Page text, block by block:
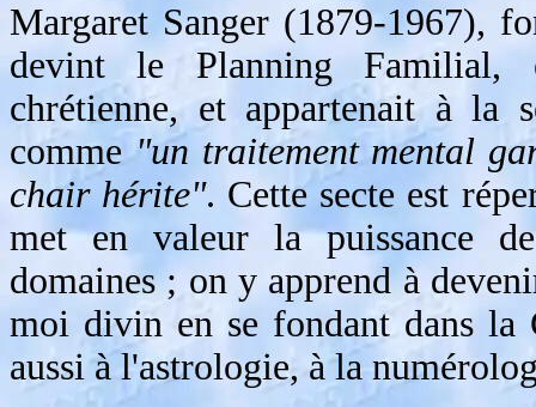
Margaret Sanger (1879-1967),
devint le Planning Familial,
chrétienne, et appartenait à la
comme"un traitement mental
chair hérite". Cette secte est
met en valeur la puissance
domaines ; on y apprend à
moi divin en se fondant dans la
aussi à l'astrologie, à la